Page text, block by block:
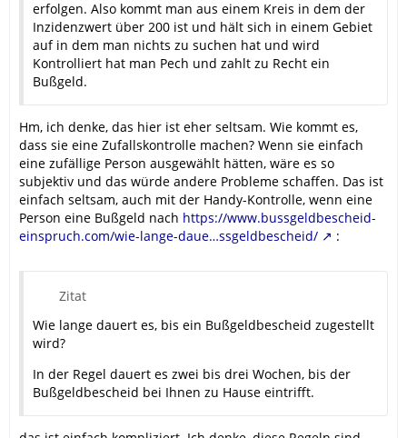
erfolgen. Also kommt man aus einem Kreis in dem der
Inzidenzwert über 200 ist und hält sich in einem Gebiet
auf in dem man nichts zu suchen hat und wird
Kontrolliert hat man Pech und zahlt zu Recht ein
Bußgeld.
Hm, ich denke, das hier ist eher seltsam. Wie kommt es,
dass sie eine Zufallskontrolle machen? Wenn sie einfach
eine zufällige Person ausgewählt hätten, wäre es so
subjektiv und das würde andere Probleme schaffen. Das ist
einfach seltsam, auch mit der Handy-Kontrolle, wenn eine
Person eine Bußgeld nach https://www.bussgeldbescheid-
einspruch.com/wie-lange-daue…ssgeldbescheid/
:
Zitat
Wie lange dauert es, bis ein Bußgeldbescheid zugestellt
wird?
In der Regel dauert es zwei bis drei Wochen, bis der
Bußgeldbescheid bei Ihnen zu Hause eintrifft.